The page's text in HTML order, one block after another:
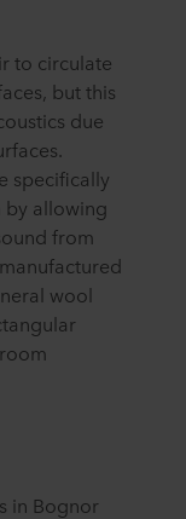
to circulate
but this
due
specifically
by allowing
from
wool
in Bognor